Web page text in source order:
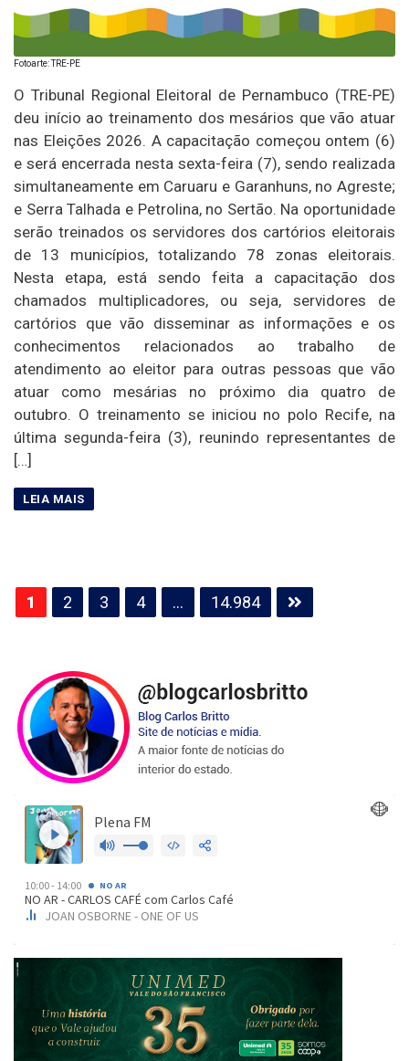
Fotoarte: TRE-PE
O Tribunal Regional Eleitoral de Pernambuco (TRE-PE)
deu início ao treinamento dos mesários que vão atuar
nas Eleições 2026. A capacitação começou ontem (6)
e será encerrada nesta sexta-feira (7), sendo realizada
simultaneamente em Caruaru e Garanhuns, no Agreste;
e Serra Talhada e Petrolina, no Sertão. Na oportunidade
serão treinados os servidores dos cartórios eleitorais
de 13 municípios, totalizando 78 zonas eleitorais.
Nesta etapa, está sendo feita a capacitação dos
chamados multiplicadores, ou seja, servidores de
cartórios que vão disseminar as informações e os
conhecimentos relacionados ao trabalho de
atendimento ao eleitor para outras pessoas que vão
atuar como mesárias no próximo dia quatro de
outubro. O treinamento se iniciou no polo Recife, na
última segunda-feira (3), reunindo representantes de
[…]
Paginação
de
1 2 3 4 … 14.984